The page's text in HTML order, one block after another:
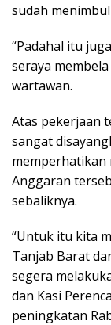
sudah
“Padahal itu
seraya
wartawan.
Atas pekerjaan
sangat
memperhatikan
Anggaran
sebaliknya.
“Untuk itu kita
Tanjab Barat
segera
dan Kasi
peningkatan